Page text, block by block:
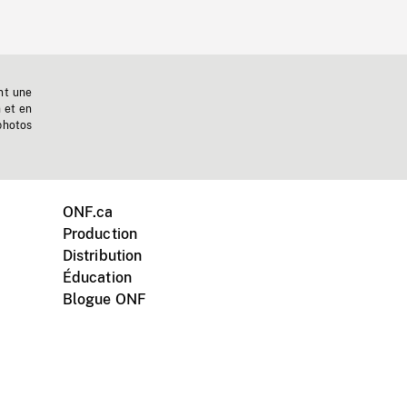
une
et en
ONF.ca
Production
Distribution
Éducation
Blogue ONF